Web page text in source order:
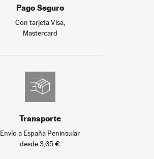
Pago Seguro
Con tarjeta Visa,
Mastercard
Transporte
Envío a España Peninsular
desde 3,65 €